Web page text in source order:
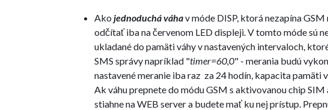
Ako jednoduchá váhav móde DISP, ktorá nezapína
odčítať iba na červenom LED displeji. V tomto móde sú
ukladané do pamäti váhy v nastavených intervaloch,
SMS správy napríklad "timer=60,0" - merania budú
nastavené meranie iba raz za 24 hodín, kapacita pamäti
Ak váhu prepnete do módu GSM s aktivovanou chip SIM
stiahne na WEB server a budete mať ku nej prístup.